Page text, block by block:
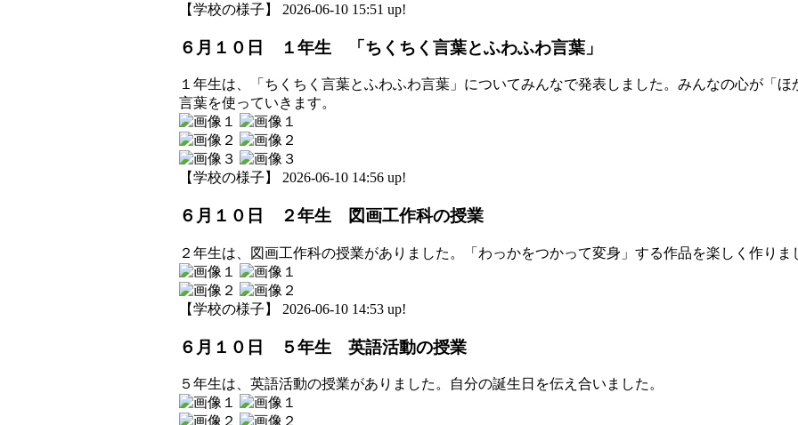
【学校の様子】 2026-06-10 15:51 up!
６月１０日 １年生 「ちくちく言葉とふわふわ言葉」
１年生は、「ちくちく言葉とふわふわ言葉」についてみんなで発表しました。みんなの心が「ほ
言葉を使っていきます。
【学校の様子】 2026-06-10 14:56 up!
６月１０日 ２年生 図画工作科の授業
２年生は、図画工作科の授業がありました。「わっかをつかって変身」する作品を楽しく作りま
【学校の様子】 2026-06-10 14:53 up!
６月１０日 ５年生 英語活動の授業
５年生は、英語活動の授業がありました。自分の誕生日を伝え合いました。